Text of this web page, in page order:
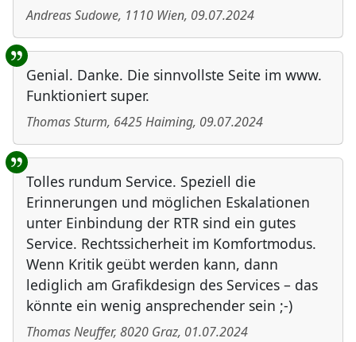
Andreas Sudowe, 1110 Wien, 09.07.2024
Genial. Danke. Die sinnvollste Seite im www.
Funktioniert super.
Thomas Sturm, 6425Haiming, 09.07.2024
Tolles rundum Service. Speziell die
Erinnerungen und möglichen Eskalationen
unter Einbindung der RTR sind ein gutes
Service. Rechtssicherheit im Komfortmodus.
Wenn Kritik geübt werden kann, dann
lediglich am Grafikdesign des Services – das
könnte ein wenig ansprechender sein ;-)
Thomas Neuffer, 8020 Graz, 01.07.2024